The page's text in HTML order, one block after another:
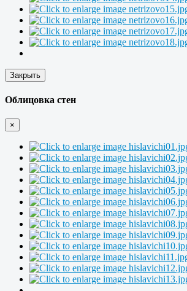
Закрыть
Облицовка стен
×